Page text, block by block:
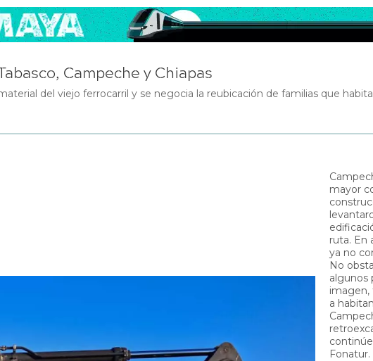
Campeche y Chiapas
del viejo ferrocarril y se negocia la reubicación de familias que
mayor
ruta. En
ya no
No
algunos
imagen,
a
Fonatur.